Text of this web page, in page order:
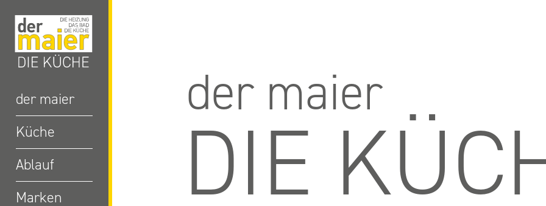
der maier
Küche
Ablauf
Marken
der maier
DIE